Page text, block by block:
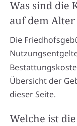
Was sind die
auf dem
Die
Übersicht der
dieser Seite.
Welche ist